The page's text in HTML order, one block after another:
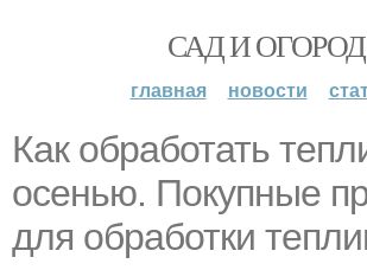
САД И ОГОРОД
главная новости
Как обработать
осенью. Покупные
для обработки